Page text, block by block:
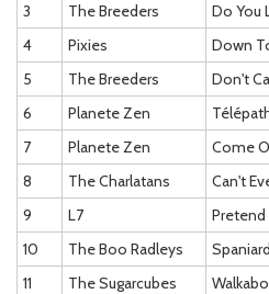
3 The Breeders
Do You
4
Pixies
Down
5
The Breeders
Don't
6
Planete Zen
7
Planete Zen
Come
8
The Charlatans
Can't
9
L7
Pretend
10
The Boo Radleys
Spaniard
11
The Sugarcubes